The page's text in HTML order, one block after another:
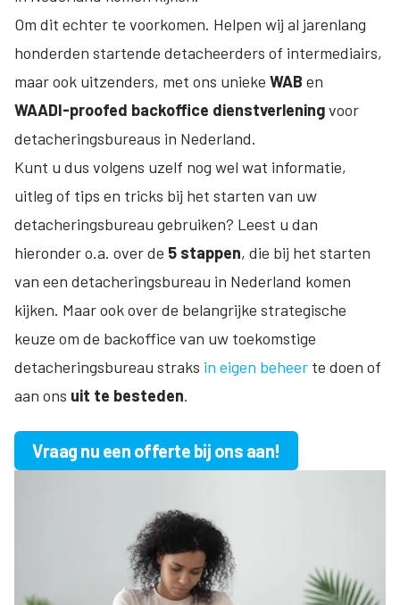
Om dit echter te voorkomen. Helpen wij al jarenlang
honderden startende detacheerders of intermediairs,
maar ook uitzenders, met ons unieke WAB en
WAADI-proofed backoffice dienstverleningvoor
detacheringsbureaus in Nederland.
Kunt u dus volgens uzelf nog wel wat informatie,
uitleg of tips en tricks bij het starten van uw
detacheringsbureau gebruiken? Leest u dan
hieronder o.a. over de 5 stappen, die bij het starten
van een detacheringsbureau in Nederland komen
kijken. Maar ook over de belangrijke strategische
keuze om de backoffice van uw toekomstige
detacheringsbureau straks in eigen beheer te doen of
aan ons uit te besteden.
Vraag nu een offerte bij ons aan!